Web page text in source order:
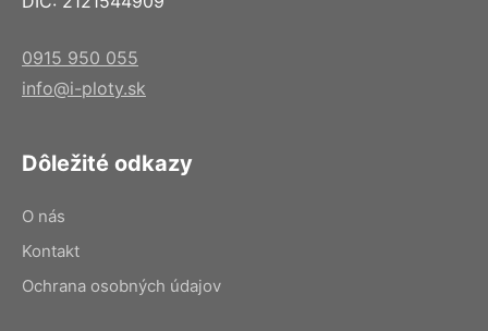
0915 950 055
info@i-ploty.sk
Dôležité odkazy
O nás
Kontakt
Ochrana osobných údajov